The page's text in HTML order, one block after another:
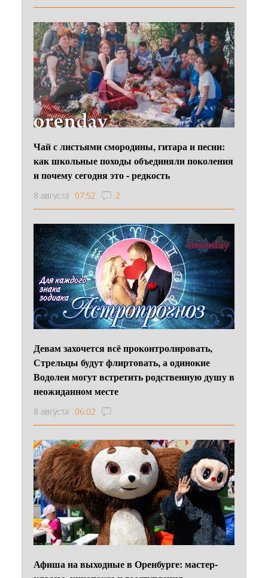
Чай с листьями смородины, гитара и песни:
как школьные походы объединяли поколения
и почему сегодня это - редкость
8 августа 07:52 2
Девам захочется всё проконтролировать,
Стрельцы будут флиртовать, а одинокие
Водолеи могут встретить родственную душу в
неожиданном месте
8 августа 06:02
Афиша на выходные в Оренбурге: мастер-